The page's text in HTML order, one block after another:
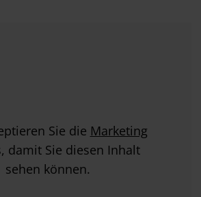
Sie die Marketing
damit Sie diesen Inhalt
sehen können.